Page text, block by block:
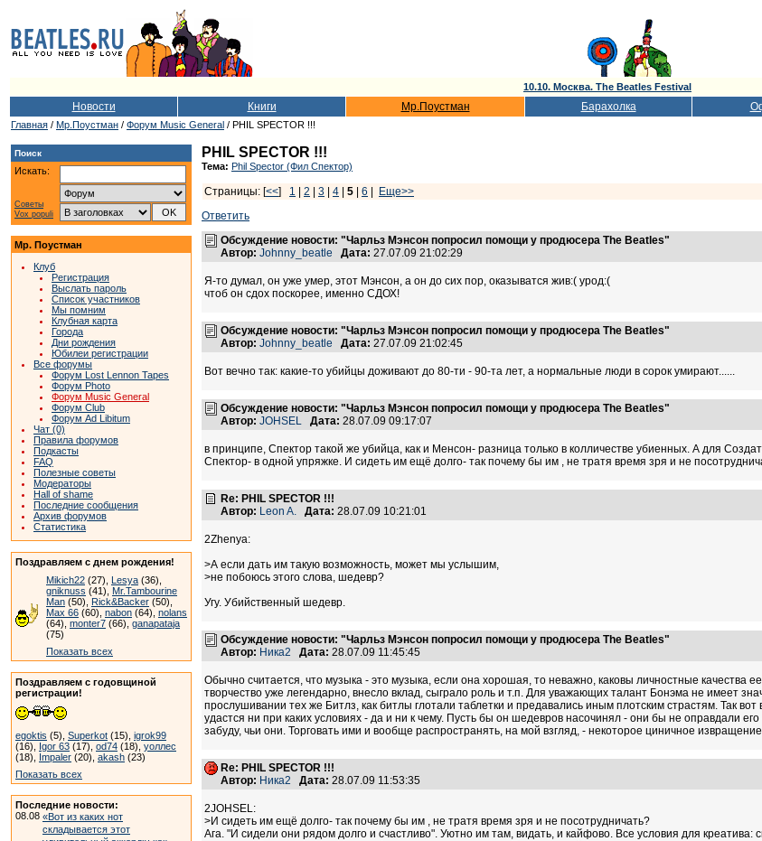
10.10. Москва. The Beatles Festival
Новости Книги Мр.Поустман Барахолка
Главная / Мр.Поустман / Форум Music General / PHIL SPECTOR !!!
Поиск
Искать:
Советы
Vox populi
Мр. Поустман
Клуб
Регистрация
Выслать пароль
Список участников
Мы помним
Клубная карта
Города
Дни рождения
Юбилеи регистрации
Все форумы
Форум Lost Lennon Tapes
Форум Photo
Форум Music General
Форум Club
Форум Ad Libitum
Чат (0)
Правила форумов
Подкасты
FAQ
Полезные советы
Модераторы
Hall of shame
Последние сообщения
Архив форумов
Статистика
Поздравляем с днем рождения!
Mikich22 (27), Lesya (36),
gniknuss (41), Mr.Tambourine
Man (50), Rick&Backer (50),
Max 66 (60), nabon (64), nolans
(64), monter7 (66), ganapataja
(75)
Показать всех
Поздравляем с годовщиной
регистрации!
egoktis (5), Superkot (15), igrok99
(16), Igor 63 (17), od74 (18), уоллес
(18), Impaler (20), akash (23)
Показать всех
Последние новости:
08.08 «Вот из каких нот
складывается этот
PHIL SPECTOR !!!
Тема: Phil Spector (Фил Спектор)
Страницы: [<<] 1 2 3 4 5 6
Еще>>
Ответить
Обсуждение новости: "Чарльз Мэнсон попросил помощи у продюсера The Beatles"
Автор: Johnny_beatle Дата: 27.07.09 21:02:29
Я-то думал, он уже умер, этот Мэнсон, а он до сих пор, оказыватся жив:( урод:(
чтоб он сдох поскорее, именно СДОХ!
Обсуждение новости: "Чарльз Мэнсон попросил помощи у продюсера The Beatles"
Автор: Johnny_beatle Дата: 27.07.09 21:02:45
Вот вечно так: какие-то убийцы доживают до 80-ти - 90-та лет, а нормальные люди в сорок умирают......
Обсуждение новости: "Чарльз Мэнсон попросил помощи у продюсера The Beatles"
Автор: JOHSEL Дата: 28.07.09 09:17:07
в принципе, Спектор такой же убийца, как и Менсон- разница только в колличестве убиенных. А для
Спектор- в одной упряжке. И сидеть им ещё долго- так почему бы им , не тратя время зря и не
Re: PHIL SPECTOR !!!
Автор: Leon A. Дата: 28.07.09 10:21:01
2Zhenya:
>А если дать им такую возможность, может мы услышим,
>не побоюсь этого слова, шедевр?
Угу. Убийственный шедевр.
Обсуждение новости: "Чарльз Мэнсон попросил помощи у продюсера The Beatles"
Автор: Ника2 Дата: 28.07.09 11:45:45
Обычно считается, что музыка - это музыка, если она хорошая, то неважно, каковы личностные качества
творчество уже легендарно, внесло вклад, сыграло роль и т.п. Для уважающих талант Бонэма не имеет
прослушивании тех же Битлз, как битлы глотали таблетки и предавались иным плотским страстям. Так
удастся ни при каких условиях - да и ни к чему. Пусть бы он шедевров насочинял - они бы не оправдали
забуду, чьи они. Торговать ими и вообще распространять, на мой взгляд, - некоторое циничное
Re: PHIL SPECTOR !!!
Автор: Ника2 Дата: 28.07.09 11:53:35
2JOHSEL:
>И сидеть им ещё долго- так почему бы им , не тратя время зря и не посотрудничать?
Ага. "И сидели они рядом долго и счастливо". Уютно им там, видать, и кайфово. Все условия для